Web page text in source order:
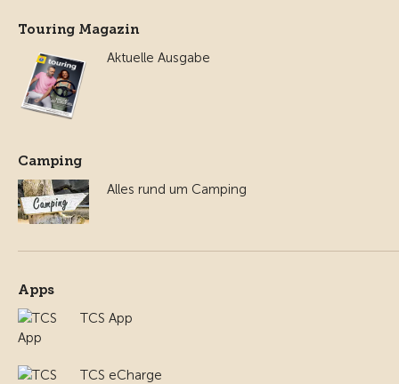
Touring Magazin
Aktuelle Ausgabe
Camping
Alles rund um Camping
Apps
TCS App
TCS eCharge